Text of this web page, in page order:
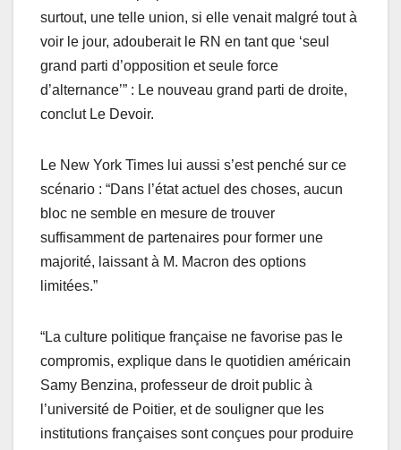
surtout, une telle union, si elle venait malgré tout à
voir le jour, adouberait le RN en tant que ‘seul
grand parti d’opposition et seule force
d’alternance’” : Le nouveau grand parti de droite,
conclut Le Devoir.
Le New York Times lui aussi s’est penché sur ce
scénario : “Dans l’état actuel des choses, aucun
bloc ne semble en mesure de trouver
suffisamment de partenaires pour former une
majorité, laissant à M. Macron des options
limitées.”
“La culture politique française ne favorise pas le
compromis, explique dans le quotidien américain
Samy Benzina, professeur de droit public à
l’université de Poitier, et de souligner que les
institutions françaises sont conçues pour produire